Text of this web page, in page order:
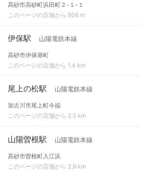
高砂市高砂町浜田町２-１-１
このページの店舗から 806 m
伊保駅 山陽電鉄本線
高砂市伊保港町
このページの店舗から 1.4 km
尾上の松駅 山陽電鉄本線
加古川市尾上町今福
このページの店舗から 2.5 km
山陽曽根駅 山陽電鉄本線
高砂市曽根町入江浜
このページの店舗から 2.9 km